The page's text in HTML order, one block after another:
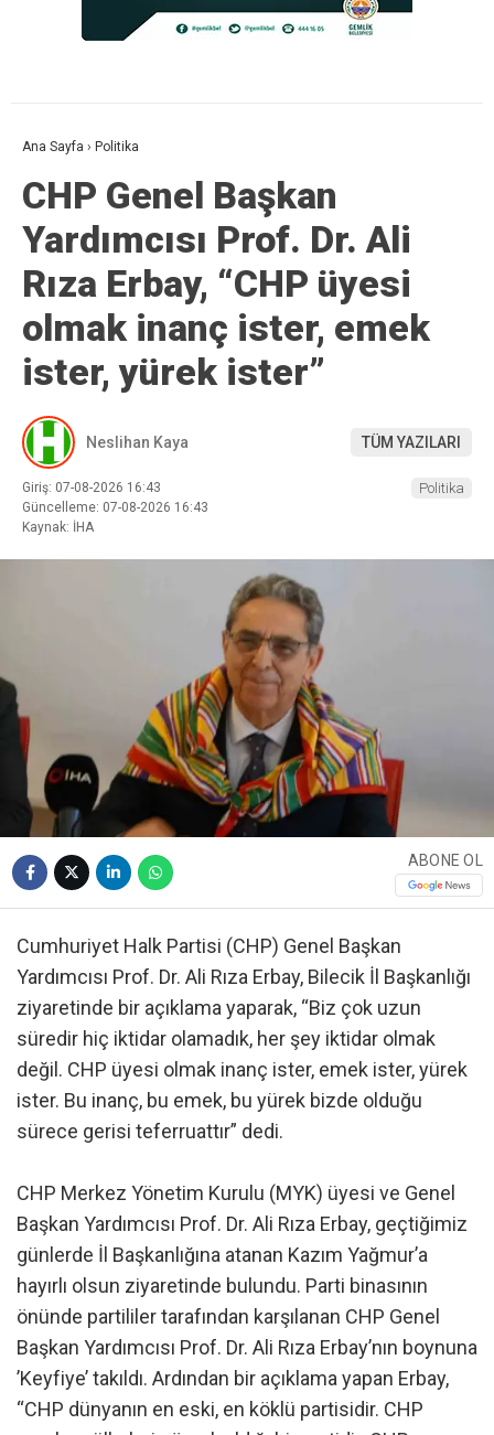
Ana Sayfa › Politika
CHP Genel Başkan
Yardımcısı Prof. Dr. Ali
Rıza Erbay, “CHP üyesi
olmak inanç ister, emek
ister, yürek ister”
Neslihan Kaya TÜM YAZILARI
Giriş: 07-08-2026 16:43
Güncelleme: 07-08-2026 16:43
Kaynak: İHA
Politika
ABONE OL
Cumhuriyet Halk Partisi (CHP) Genel Başkan
Yardımcısı Prof. Dr. Ali Rıza Erbay, Bilecik İl Başkanlığı
ziyaretinde bir açıklama yaparak, “Biz çok uzun
süredir hiç iktidar olamadık, her şey iktidar olmak
değil. CHP üyesi olmak inanç ister, emek ister, yürek
ister. Bu inanç, bu emek, bu yürek bizde olduğu
sürece gerisi teferruattır” dedi.
CHP Merkez Yönetim Kurulu (MYK) üyesi ve Genel
Başkan Yardımcısı Prof. Dr. Ali Rıza Erbay, geçtiğimiz
günlerde İl Başkanlığına atanan Kazım Yağmur’a
hayırlı olsun ziyaretinde bulundu. Parti binasının
önünde partililer tarafından karşılanan CHP Genel
Başkan Yardımcısı Prof. Dr. Ali Rıza Erbay’nın boynuna
’Keyfiye’ takıldı. Ardından bir açıklama yapan Erbay,
“CHP dünyanın en eski, en köklü partisidir. CHP